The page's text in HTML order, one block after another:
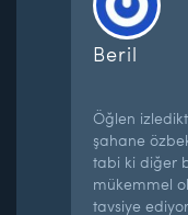
Beril
Öğlen
şahane
tabi ki diğer
mükemmel
tavsiye